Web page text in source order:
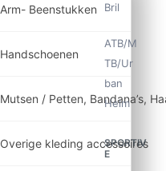
Arm- Beenstukken
Handschoenen
Mutsen / Petten, Bandana’s,
Overige kleding accessoires
Bril
ATB/M
TB/Ur
ban
Helm
SPORTIV
E